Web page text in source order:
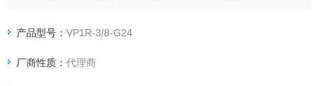
产品型号：VP1R-3/8-G24
厂商性质：代理商